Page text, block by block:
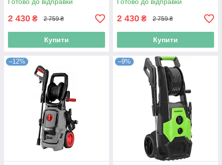
Готово до відправки
2 430 ₴ 2 759 ₴
Купити
Готово до відправки
2 430 ₴ 2 759 ₴
Купити
–12% –9%